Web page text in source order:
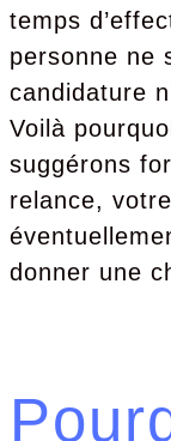
temps
personne ne
candidature
Voilà
suggérons
relance,
donner une